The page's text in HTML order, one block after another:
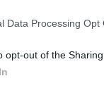
Data Processing Opt
opt-out of the